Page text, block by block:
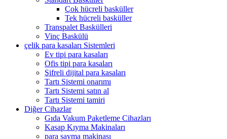
Çok hücreli basküller
Tek hücreli basküller
Transpalet Baskülleri
Vinç Baskülü
çelik para kasaları Sistemleri
Ev tipi para kasaları
Ofis tipi para kasaları
Şifreli dijital para kasaları
Tartı Sistemi onarımı
Tartı Sistemi satın al
Tartı Sistemi tamiri
Diğer Cihazlar
Gıda Vakum Paketleme Cihazları
Kasap Kıyma Makinaları
para sayma makinası